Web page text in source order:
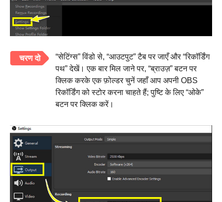
चरण दो
“सेटिंग्स” विंडो से, “आउटपुट” टैब पर जाएँ और “रिकॉर्डिंग
पथ” देखें। एक बार मिल जाने पर, “ब्राउज़” बटन पर
क्लिक करके एक फ़ोल्डर चुनें जहाँ आप अपनी OBS
रिकॉर्डिंग को स्टोर करना चाहते हैं; पुष्टि के लिए “ओके”
बटन पर क्लिक करें।